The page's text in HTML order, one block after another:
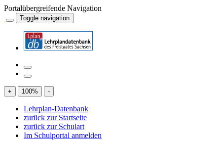
Portalübergreifende Navigation
Toggle navigation
+ 100% -
Lehrplan-Datenbank
zurück zur Startseite
zurück zur Schulart
Im Schulportal anmelden